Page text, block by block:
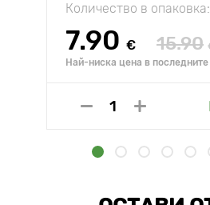
Количество в опаковка:
7.90 € 15.90
Най-ниска цена в